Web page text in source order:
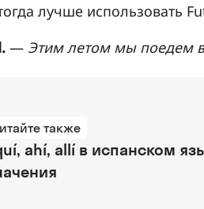
лучше использовать
— Этим летом мы поедем
также
ahí, allí в испанском